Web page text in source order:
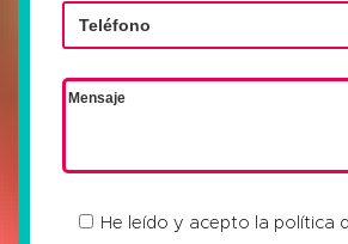
He leído y acepto la política